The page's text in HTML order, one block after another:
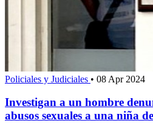
Policiales y Judiciales • 08 Apr 2024
Investigan a un hombre
abusos sexuales a una niña